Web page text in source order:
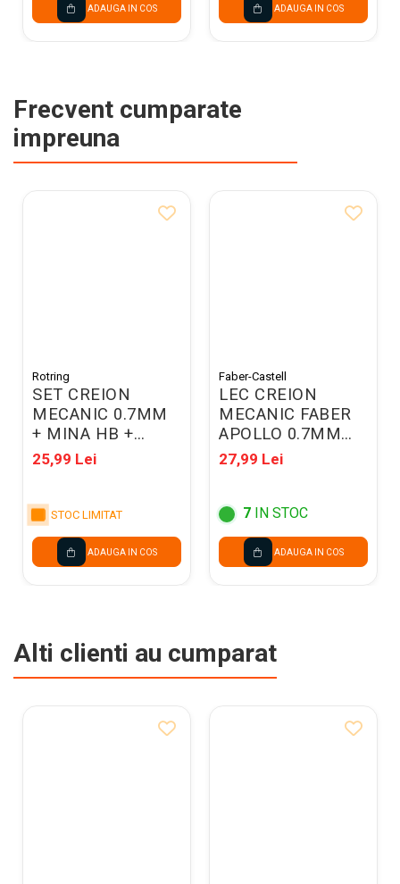
ADAUGA IN COS ADAUGA IN COS
Frecvent cumparate
impreuna
Rotring
SET CREION
MECANIC 0.7MM
+ MINA HB +
RADIERA ROTRING
TIKKY
25,99 Lei
STOC LIMITAT
ADAUGA IN COS
Faber-Castell
LEC CREION
MECANIC FABER
APOLLO 0.7MM
FC232711 ROSE
SHADOW 2024
27,99 Lei
7 IN STOC
ADAUGA IN COS
Alti clienti au cumparat